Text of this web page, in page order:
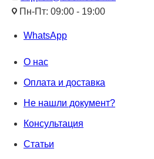
Пн-Пт: 09:00 - 19:00
WhatsApp
О нас
Оплата и доставка
Не нашли документ?
Консультация
Статьи